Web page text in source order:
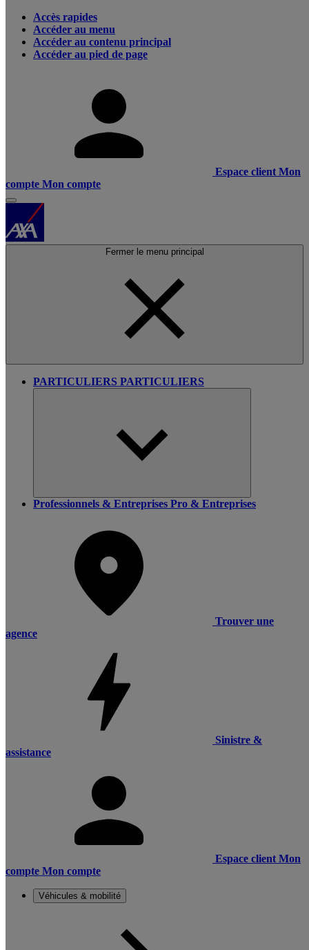
Accès rapides
Accéder au menu
Accéder au contenu principal
Accéder au pied de page
Espace client Mon
compte Mon compte
Fermer le menu principal
PARTICULIERS PARTICULIERS
Professionnels & Entreprises Pro & Entreprises
Trouver une
agence
Sinistre &
assistance
Espace client Mon
compte Mon compte
Véhicules & mobilité